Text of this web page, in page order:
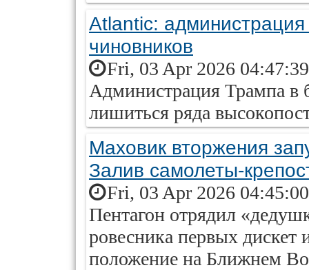
Atlantic:
чиновников
Fri, 03 Apr 2026
Администрация Трампа в
лишиться ряда
Маховик вторжения
Залив самолеты-
Fri, 03 Apr 2026
Пентагон отрядил
ровесника первых дискет
положение на Ближнем